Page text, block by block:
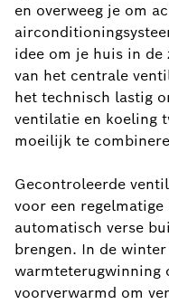
en overweeg je om
idee om je huis in
van het centrale
het technisch lastig
ventilatie en koeling
moeilijk te
Gecontroleerde
voor een
automatisch verse
brengen. In de
warmteterugwinning
voorverwarmd om